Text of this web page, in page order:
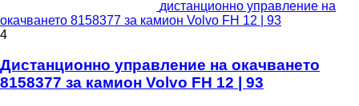
дистанционно управление на
окачването 8158377 за камион Volvo FH 12 | 93
4
Дистанционно управление на окачването
8158377 за камион Volvo FH 12 | 93